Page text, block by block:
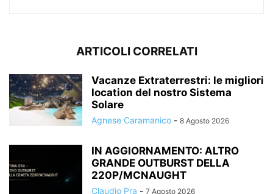
ARTICOLI CORRELATI
Vacanze Extraterrestri: le migliori
location del nostro Sistema
Solare
Agnese Caramanico - 8 Agosto 2026
IN AGGIORNAMENTO: ALTRO
GRANDE OUTBURST DELLA
220P/MCNAUGHT
Claudio Pra - 7 Agosto 2026